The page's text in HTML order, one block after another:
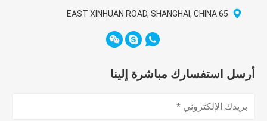
65 EAST XINHUAN ROAD, SHANGHAI, CHINA
أرسل استفسارك مباشرة إلينا